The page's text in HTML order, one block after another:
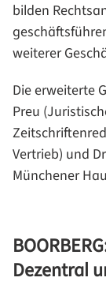
bilden
weiterer
Die erweiterte
Preu
Vertrieb) und
Münchener
Dezentral